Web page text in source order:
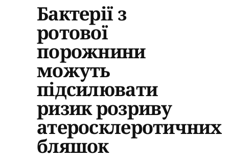
Бактерії з
ротової
порожнини
можуть
підсилювати
ризик розриву
атеросклеротичних
бляшок